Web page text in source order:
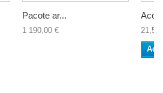
Pacote ar...
1 190,00 € 21,50